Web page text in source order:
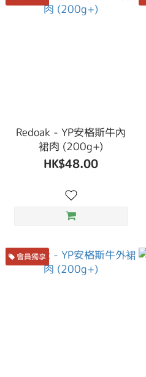
Redoak - YP安格斯牛內
裙肉 (200g+)
HK$48.00
會員獨享